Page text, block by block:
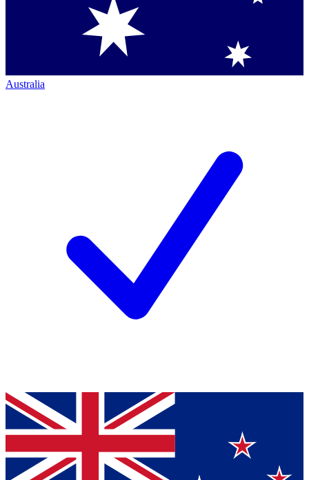
Australia